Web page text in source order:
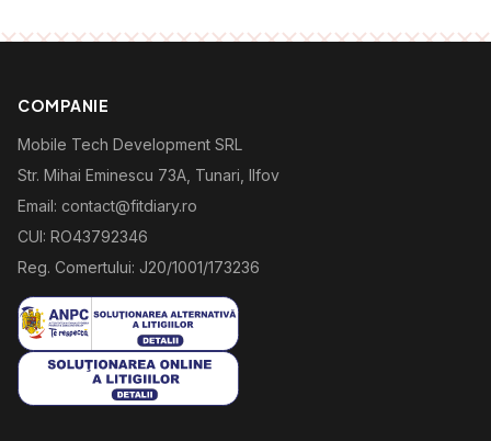
COMPANIE
Mobile Tech Development SRL
Str. Mihai Eminescu 73A, Tunari, Ilfov
Email: contact@fitdiary.ro
CUI: RO43792346
Reg. Comertului: J20/1001/173236